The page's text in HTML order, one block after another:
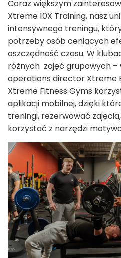
Coraz większym
Xtreme 10X Training, nasz
intensywnego treningu,
potrzeby osób ceniących
oszczędność czasu. W
różnych zajęć grupowych –
operations director Xtreme
Xtreme Fitness Gyms
aplikacji mobilnej, dzięki
treningi, rezerwować
korzystać z narzędzi